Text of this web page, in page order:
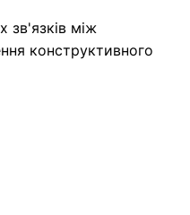
зв'язків між
конструктивного